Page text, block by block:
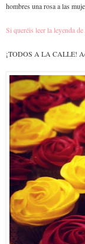
hombres una rosa a las
Si queréis leer la leyenda
¡TODOS A LA CALLE!